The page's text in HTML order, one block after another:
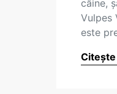
câine,
Vulpes
este